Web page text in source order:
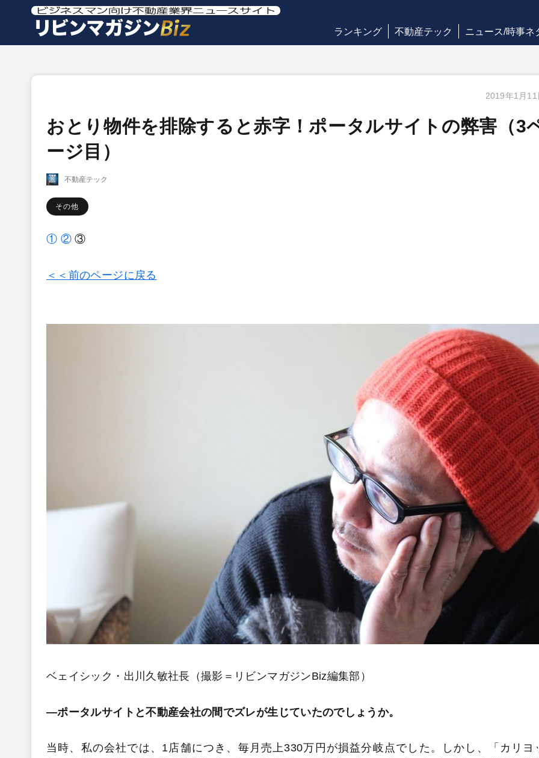
ランキング 不動産テック ニュース/時事ネ
2019年1月11
おとり物件を排除すると赤字！ポータルサイトの弊害（3
ージ目）
不動産テック
その他
① ② ③
＜＜前のページに戻る
ベェイシック・出川久敏社長（撮影＝リビンマガジンBiz編集部）
―ポータルサイトと不動産会社の間でズレが生じていたのでしょうか。
当時、私の会社では、1店舗につき、毎月売上330万円が損益分岐点でした。しかし、「カリヨ